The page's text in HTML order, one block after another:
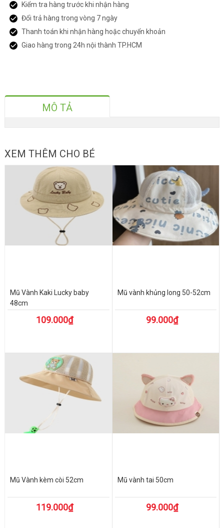
Kiểm tra hàng trước khi nhận hàng
Đổi trả hàng trong vòng 7 ngày
Thanh toán khi nhận hàng hoặc chuyển khoản
Giao hàng trong 24h nội thành TP.HCM
MÔ TẢ
XEM THÊM CHO BÉ
Mũ Vành Kaki Lucky baby
48cm
109.000₫
Mũ vành khủng long 50-52cm
99.000₫
Mũ Vành kèm còi 52cm
119.000₫
Mũ vành tai 50cm
99.000₫